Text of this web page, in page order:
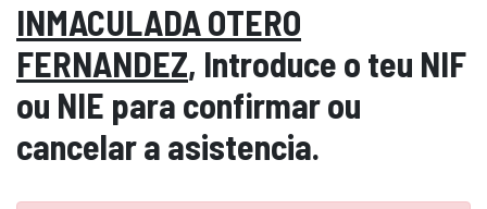
INMACULADA OTERO
FERNANDEZ, Introduce o teu NIF
ou NIE para confirmar ou
cancelar a asistencia.